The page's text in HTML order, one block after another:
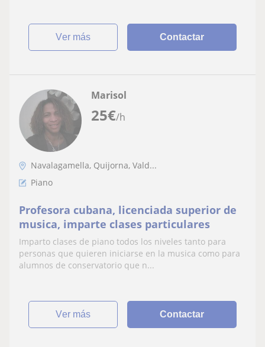
ver más Contactar
25€/h
Marisol
Navalagamella, Quijorna, Vald...
Piano
Profesora cubana, licenciada superior de
musica, imparte clases particulares
Imparto clases de piano todos los niveles tanto para
personas que quieren iniciarse en la musica como para
alumnos de conservatorio que n...
ver más Contactar